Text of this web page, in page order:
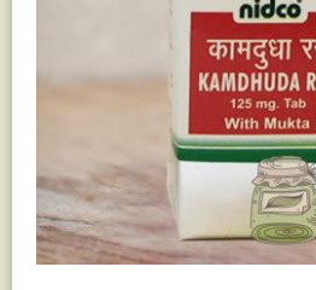
(3)
Гуггул(3)
Дханвантарам 101
Дханвантарам тайлам
Кайлаш дживан(3)
Туласи(18)
(17)
(17)
Холарена - Кутаджа
Шионака
(17)
Аджван/Ажгон(16)
Акация катеху(16)